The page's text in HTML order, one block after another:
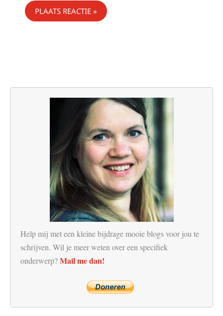
Help mij met een kleine bijdrage mooie blogs voor jou te
schrijven. Wil je meer weten over een specifiek
onderwerp?Mail me dan!